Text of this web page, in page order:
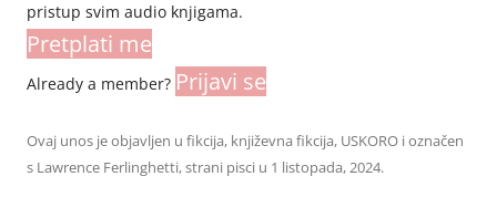
pristup svim audio knjigama.
Pretplati me
Already a member? Prijavi se
Ovaj unos je objavljen u fikcija, književna fikcija, USKORO i označen
s Lawrence Ferlinghetti,strani pisci u 1 listopada, 2024.